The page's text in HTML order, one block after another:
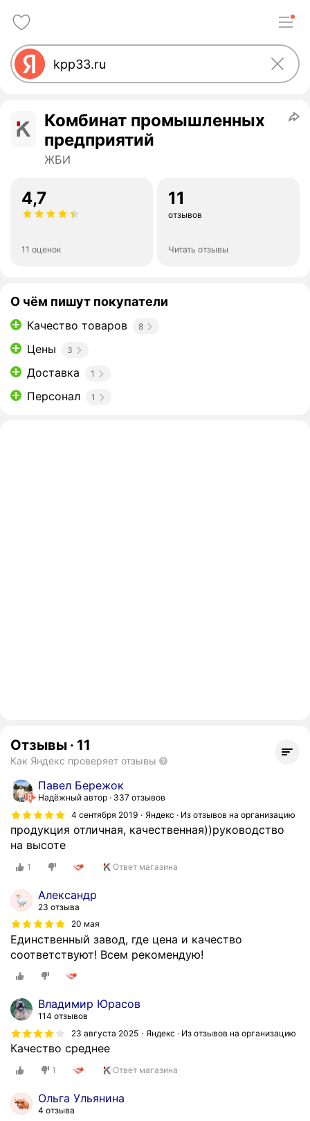
Комбинат промышленных
предприятий
ЖБИ
4,7
11 оценок
11
отзывов
Читать отзывы
О чём пишут покупатели
Качество товаров 8
Цены 3
Доставка 1
Персонал 1
Отзывы · 11
Как Яндекс проверяет отзывы
Павел Бережок
Надёжный автор
337 отзывов
4 сентября 2019
Яндекс · Из отзывов на организацию
продукция отличная, качественная))руководство
на высоте
1 Ответ магазина
Александр
23 отзыва
20 мая
Единственный завод, где цена и качество
соответствуют! Всем рекомендую!
Владимир Юрасов
114 отзывов
23 августа 2025
Яндекс · Из отзывов на организацию
Качество среднее
1 Ответ магазина
Ольга Ульянина
4 отзыва